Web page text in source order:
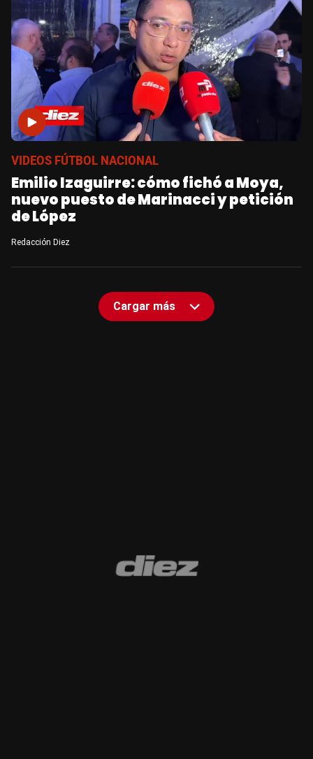
VIDEOS FÚTBOL NACIONAL
Emilio Izaguirre: cómo fichó a Moya,
nuevo puesto de Marinacci y petición
de López
Redacción Diez
Cargar más